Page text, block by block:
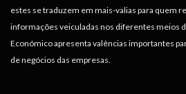
estes se traduzem em mais-valias para quem
informações veiculadas nos diferentes meios
Económico apresenta valências importantes
de negócios das empresas.